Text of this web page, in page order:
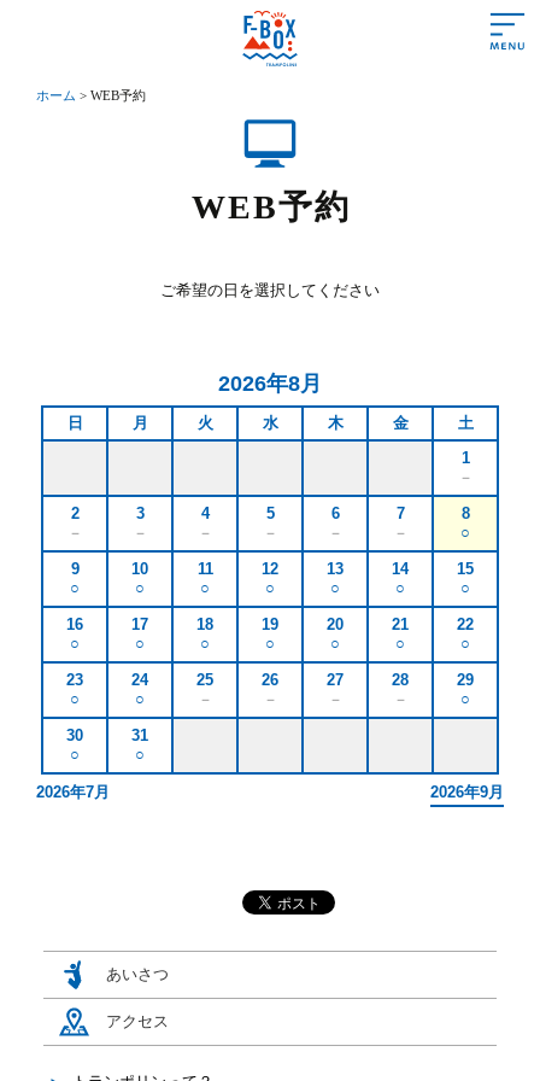
ホーム > WEB予約
WEB予約
ご希望の日を選択してください
2026年8月
日 月 火 水 木 金
土
1
－
2
－
3
－
4
－
5
－
6
－
7
－
8
○
9
○
10
○
11
○
12
○
13
○
14
○
15
○
16
○
17
○
18
○
19
○
20
○
21
○
22
○
23
○
24
○
25
－
26
－
27
－
28
－
29
○
30
○
31
○
2026年7月 2026年9月
あいさつ
アクセス
遊び方＆ルール
初めての方
電話をかける
メールで問合せる